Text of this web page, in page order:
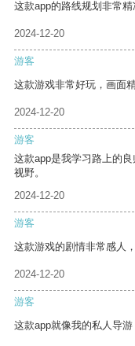
这款app的路线规划非常精
2024-12-20
游客
这款游戏非常好玩，画面
2024-12-20
游客
这款app是我学习路上的
视野。
2024-12-20
游客
这款游戏的剧情非常感人
2024-12-20
游客
这款app就像我的私人导游